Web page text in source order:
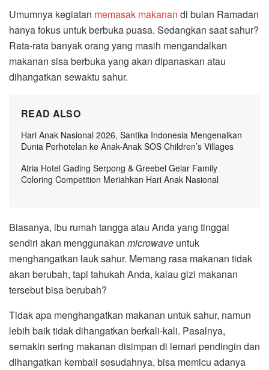
Umumnya kegiatan memasak makanan di bulan Ramadan
hanya fokus untuk berbuka puasa. Sedangkan saat sahur?
Rata-rata banyak orang yang masih mengandalkan
makanan sisa berbuka yang akan dipanaskan atau
dihangatkan sewaktu sahur.
READ ALSO
Hari Anak Nasional 2026, Santika Indonesia Mengenalkan
Dunia Perhotelan ke Anak-Anak SOS Children’s Villages
Atria Hotel Gading Serpong & Greebel Gelar Family
Coloring Competition Meriahkan Hari Anak Nasional
Biasanya, ibu rumah tangga atau Anda yang tinggal
sendiri akan menggunakan microwave untuk
menghangatkan lauk sahur. Memang rasa makanan tidak
akan berubah, tapi tahukah Anda, kalau gizi makanan
tersebut bisa berubah?
Tidak apa menghangatkan makanan untuk sahur, namun
lebih baik tidak dihangatkan berkali-kali. Pasalnya,
semakin sering makanan disimpan di lemari pendingin dan
dihangatkan kembali sesudahnya, bisa memicu adanya